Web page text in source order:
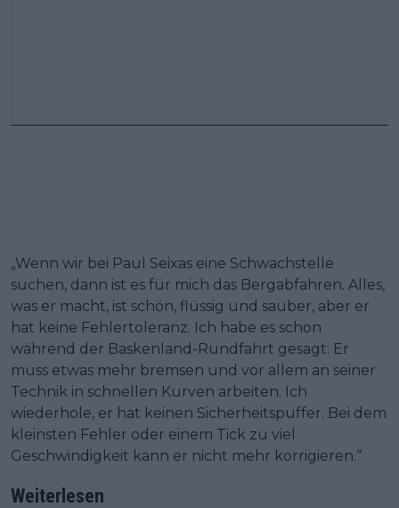
„Wenn wir bei Paul Seixas eine Schwachstelle
suchen, dann ist es für mich das Bergabfahren. Alles,
was er macht, ist schön, flüssig und sauber, aber er
hat keine Fehlertoleranz. Ich habe es schon
während der Baskenland-Rundfahrt gesagt: Er
muss etwas mehr bremsen und vor allem an seiner
Technik in schnellen Kurven arbeiten. Ich
wiederhole, er hat keinen Sicherheits­puffer. Bei dem
kleinsten Fehler oder einem Tick zu viel
Geschwindigkeit kann er nicht mehr korrigieren.“
Weiterlesen